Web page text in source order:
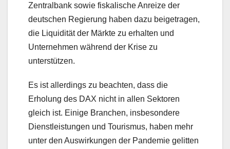
Zentralbank sowie fiskalische Anreize der
deutschen Regierung haben dazu beigetragen,
die Liquidität der Märkte zu erhalten und
Unternehmen während der Krise zu
unterstützen.
Es ist allerdings zu beachten, dass die
Erholung des DAX nicht in allen Sektoren
gleich ist. Einige Branchen, insbesondere
Dienstleistungen und Tourismus, haben mehr
unter den Auswirkungen der Pandemie gelitten